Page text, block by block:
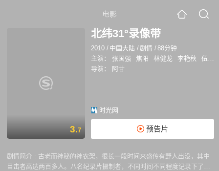
电影
3.7
北纬31°录像带
2010 / 中国大陆 /剧情 /88分钟
主演：
张国强 焦阳 林健龙 李艳秋
伍咏薇
导演：
阿甘
时光网
预告片
剧情简介 : 古老而神秘的神农架，很长一段时间来盛传有野人出没，其中
目击者高达两百多人。八名纪录片摄制者，不同时间不同程度记录下了惊